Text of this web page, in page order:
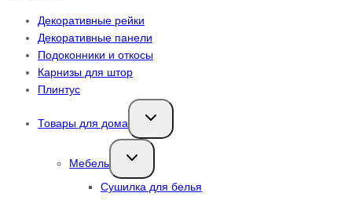
Декоративные рейки
Декоративные панели
Подоконники и откосы
Карнизы для штор
Плинтус
Товары для дома
Переключить
дочернее
Мебель
Переключить
дочернее
Сушилка для белья